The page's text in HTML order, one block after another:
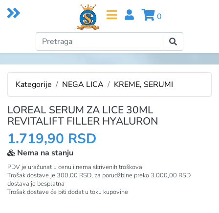
0
Kategorije NEGA LICA KREME, SERUMI
LOREAL SERUM ZA LICE 30ML
REVITALIFT FILLER HYALURON
1.719,90 RSD
Nema na stanju
PDV je uračunat u cenu i nema skrivenih troškova
Trošak dostave je 300,00 RSD, za porudžbine preko 3.000,00 RSD
dostava je besplatna
Trošak dostave će biti dodat u toku kupovine